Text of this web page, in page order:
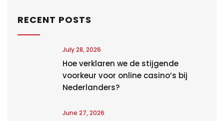
RECENT POSTS
July 28, 2026
Hoe verklaren we de stijgende
voorkeur voor online casino’s bij
Nederlanders?
June 27, 2026